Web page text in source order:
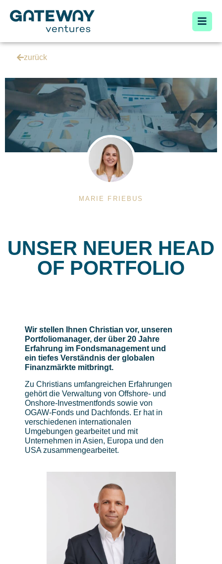
zurück
MARIE FRIEBUS
UNSER NEUER HEAD
OF PORTFOLIO
Wir stellen Ihnen Christian vor, unseren
Portfoliomanager, der über 20 Jahre
Erfahrung im Fondsmanagement und
ein tiefes Verständnis der globalen
Finanzmärkte mitbringt.
Zu Christians umfangreichen Erfahrungen
gehört die Verwaltung von Offshore- und
Onshore-Investmentfonds sowie von
OGAW-Fonds und Dachfonds. Er hat in
verschiedenen internationalen
Umgebungen gearbeitet und mit
Unternehmen in Asien, Europa und den
USA zusammengearbeitet.